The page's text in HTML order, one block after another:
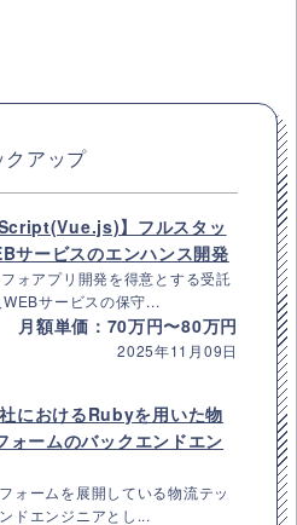
クアップ
】フルスタッ
サービスのエンハンス開発
ォアプリ開発を得意とする受託
サービスの保守...
月額単価：70万円〜80万円
2025年11月09日
におけるRubyを用いた物
ォームのバックエンドエン
ォームを展開している物流テッ
ドエンジニアとし...